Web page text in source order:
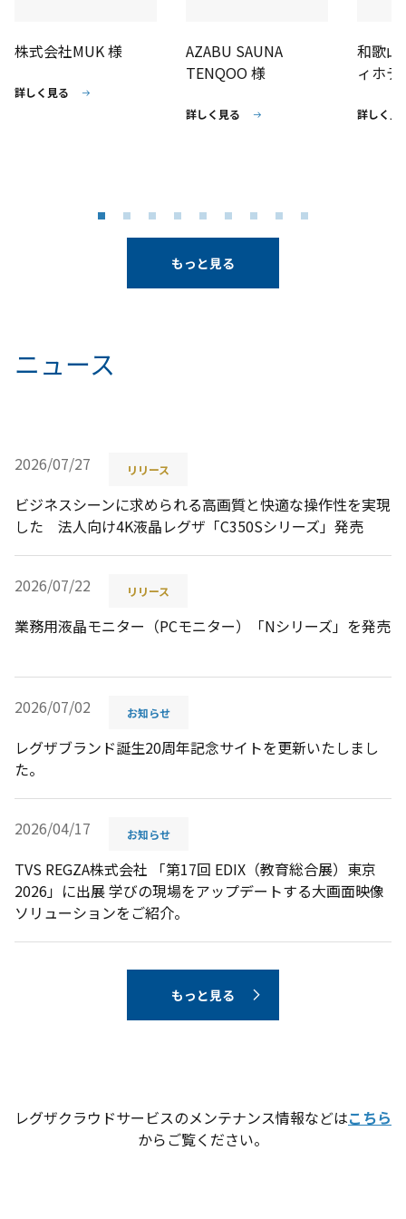
株式会社MUK 様
詳しく見る
AZABU SAUNA
TENQOO 様
詳しく見る
和歌山
ィホテ
詳しく見
もっと見る
ニュース
2026/07/27 リリース
ビジネスシーンに求められる高画質と快適な操作性を実現
した 法人向け4K液晶レグザ「C350Sシリーズ」発売
2026/07/22 リリース
業務用液晶モニター（PCモニター）「Nシリーズ」を発売
2026/07/02 お知らせ
レグザブランド誕生20周年記念サイトを更新いたしまし
た。
2026/04/17 お知らせ
TVS REGZA株式会社 「第17回 EDIX（教育総合展）東京
2026」に出展 学びの現場をアップデートする大画面映像
ソリューションをご紹介。
もっと見る
レグザクラウドサービスのメンテナンス情報などはこちら
からご覧ください。